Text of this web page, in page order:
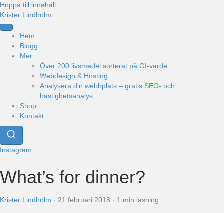
Hoppa till innehåll
Krister Lindholm
Hem
Blogg
Mer
Över 200 livsmedel sorterat på GI-värde
Webdesign & Hosting
Analysera din webbplats – gratis SEO- och
hastighetsanalys
Shop
Kontakt
Instagram
What’s for dinner?
Krister Lindholm · 21 februari 2018 · 1 min läsning